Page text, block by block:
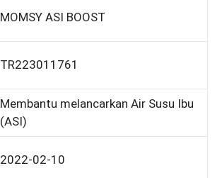
MOMSY ASI BOOST
TR223011761
Membantu melancarkan Air Susu Ibu
(ASI)
2022-02-10